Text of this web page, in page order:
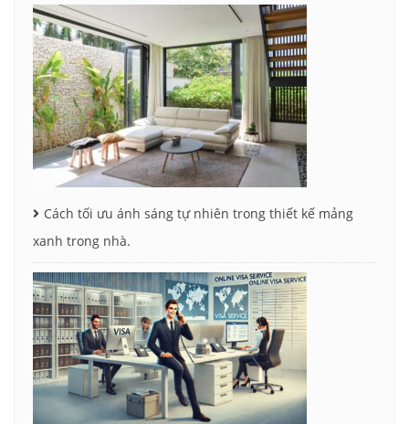
Cách tối ưu ánh sáng tự nhiên trong thiết kế mảng
xanh trong nhà.